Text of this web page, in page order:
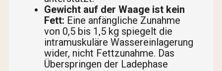
Gewicht auf der Waage ist kein
Fett: Eine anfängliche Zunahme
von 0,5 bis 1,5 kg spiegelt die
intramuskuläre Wassereinlagerung
wider, nicht Fettzunahme. Das
Überspringen der Ladephase